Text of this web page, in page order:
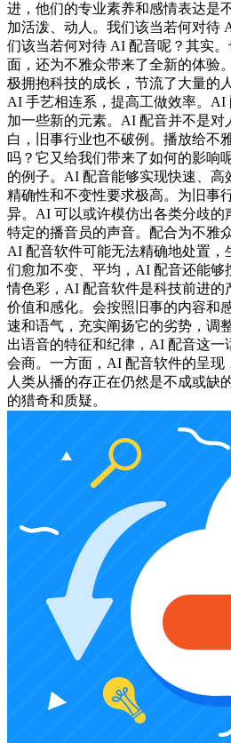
进，他们的专业素养和感情表达是
加活泼、动人。我们该当若何对待
们该当若何对待 AI 配音呢？其实
面，还为不雅众带来了全新的体验
极拥抱科技的成长，节流了大量的
AI 手艺相连系，提高工做效率。AI
加一些新的元素。AI 配音并不是对
白，旧事行业也不破例。播放给不
吗？它又给我们带来了如何的影响
的例子。AI 配音能够实现快速、高
精确性和不变性要求极高。为旧事
异。AI 可以或许模仿出各类分歧的
特定的播音员的声音。配合为不雅
AI 配音软件可能无法精确地处置，
们愈加不变、平均，AI 配音还能够
情色彩，AI 配音软件是科技前进的
价值和感化。会按照旧事的内容和
速和语气，充实阐扬它的劣势，调
出语音的特征和纪律，AI 配音这一
会商。一方面，AI 配音软件的呈现
人类从播的存正在仍然是不成或缺
的猎奇和质疑。